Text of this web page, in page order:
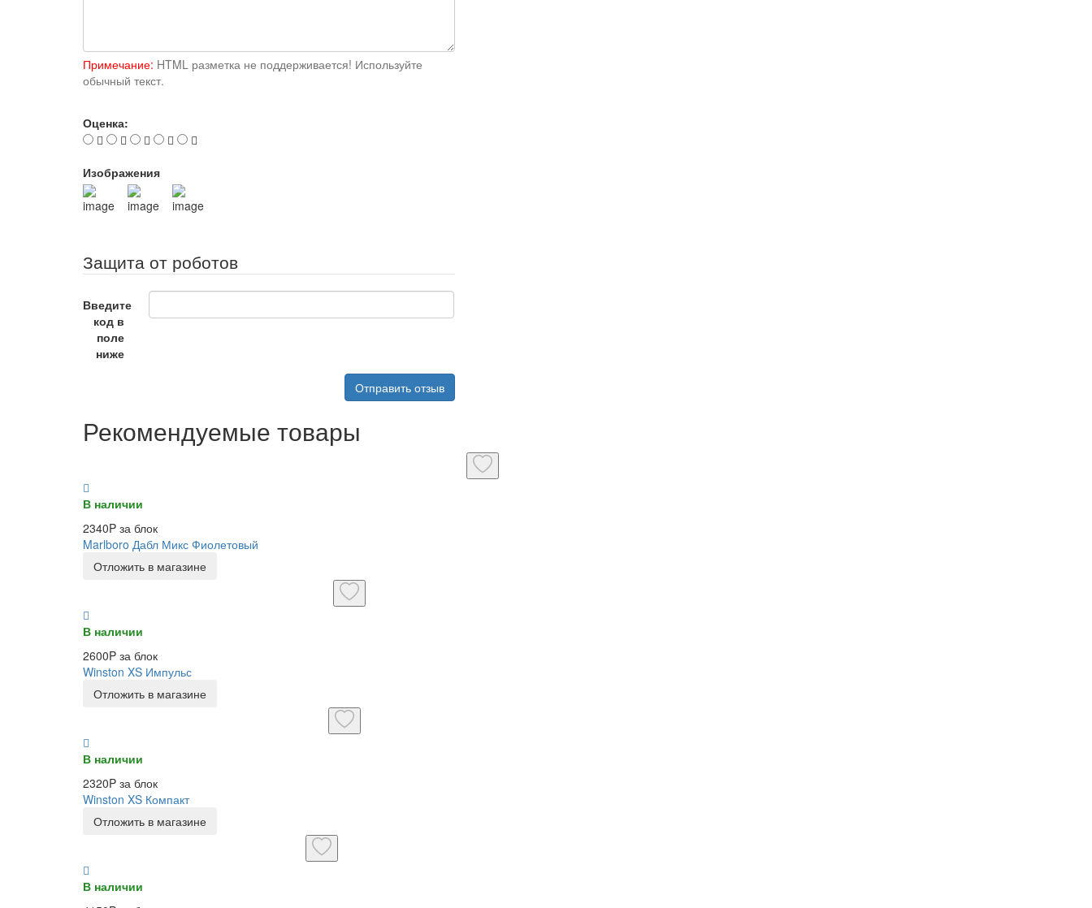
Примечание: HTML разметка не поддерживается! Используйте
обычный текст.
Оценка:
Изображения
Защита от роботов
Введите
код в
поле
ниже
Отправить отзыв
Рекомендуемые товары
В наличии
2340P за блок
Marlboro Дабл Микс Фиолетовый
Отложить в магазине
В наличии
2600P за блок
Winston XS Импульс
Отложить в магазине
В наличии
2320P за блок
Winston XS Компакт
Отложить в магазине
В наличии